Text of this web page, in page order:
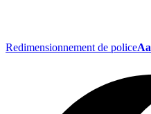
Redimensionnement de policeAa